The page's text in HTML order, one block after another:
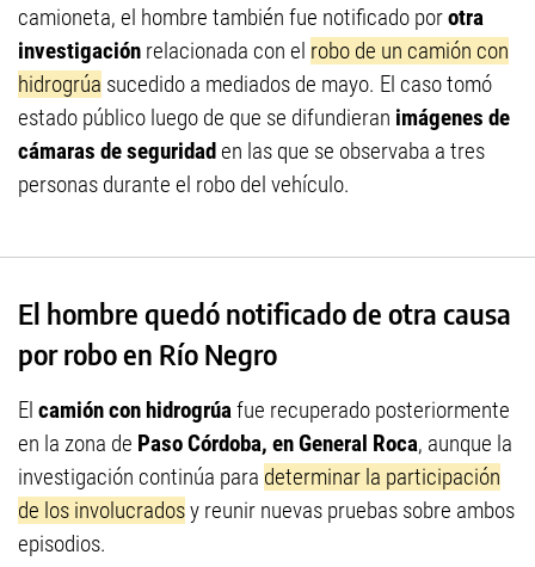
camioneta, el hombre también fue notificado porotra
investigación relacionada con el robo de un camión con
hidrogrúa sucedido a mediados de mayo. El caso tomó
estado público luego de que se difundieran imágenes de
cámaras de seguridaden las que se observaba a tres
personas durante el robo del vehículo.
El hombre quedó notificado de otra causa
por robo en Río Negro
El camión con hidrogrúafue recuperado posteriormente
en la zona de Paso Córdoba, en General Roca, aunque la
investigación continúa para determinar la participación
de los involucradosy reunir nuevas pruebas sobre ambos
episodios.